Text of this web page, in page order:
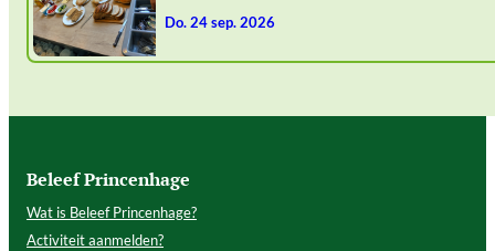
do. 24 sep. 2026
Beleef Princenhage
Wat is Beleef Princenhage?
Activiteit aanmelden?